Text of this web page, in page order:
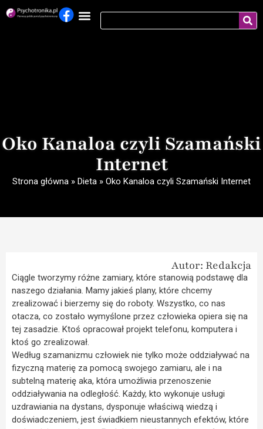
Oko Kanaloa czyli Szamański
Internet
Strona główna » Dieta » Oko Kanaloa czyli Szamański Internet
Autor: Redakcja
Ciągle tworzymy różne zamiary, które stanowią podstawę dla
naszego działania. Mamy jakieś plany, które chcemy
zrealizować i bierzemy się do roboty. Wszystko, co nas
otacza, co zostało wymyślone przez człowieka opiera się na
tej zasadzie. Ktoś opracował projekt telefonu, komputera i
ktoś go zrealizował.
Według szamanizmu człowiek nie tylko może oddziaływać na
fizyczną materię za pomocą swojego zamiaru, ale i na
subtelną materię aka, która umożliwia przenoszenie
oddziaływania na odległość. Każdy, kto wykonuje usługi
uzdrawiania na dystans, dysponuje właściwą wiedzą i
doświadczeniem, jest świadkiem nieustannych efektów, które